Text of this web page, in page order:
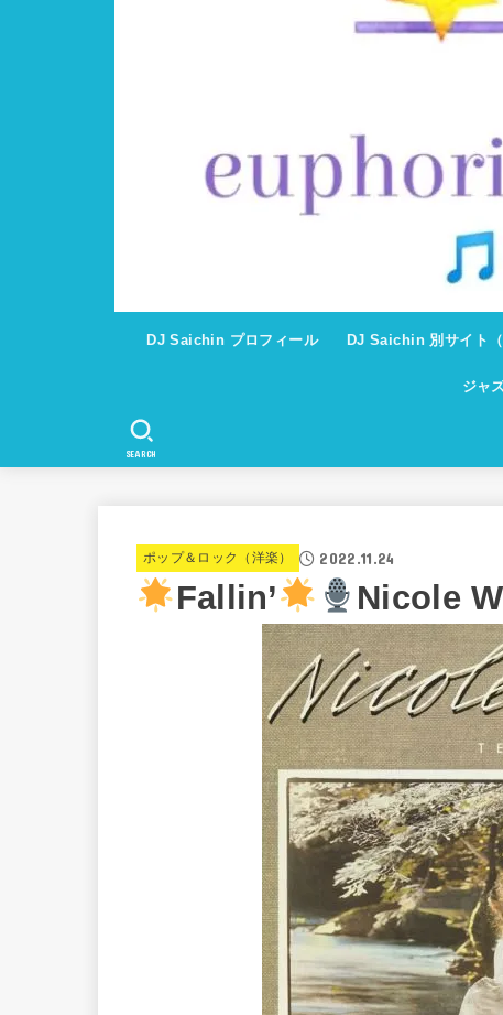
DJ Saichin プロフィール DJ Saichin 別サイト
ジャ
SEARCH
ポップ＆ロック（洋楽） 2022.11.24
Fallin’ Nicole